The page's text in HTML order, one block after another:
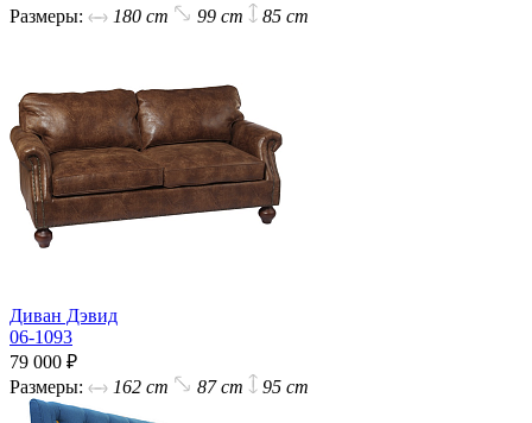
Размеры:
180 cm 99 cm 85 cm
Диван Дэвид
06-1093
79 000 ₽
Размеры:
162 cm 87 cm 95 cm